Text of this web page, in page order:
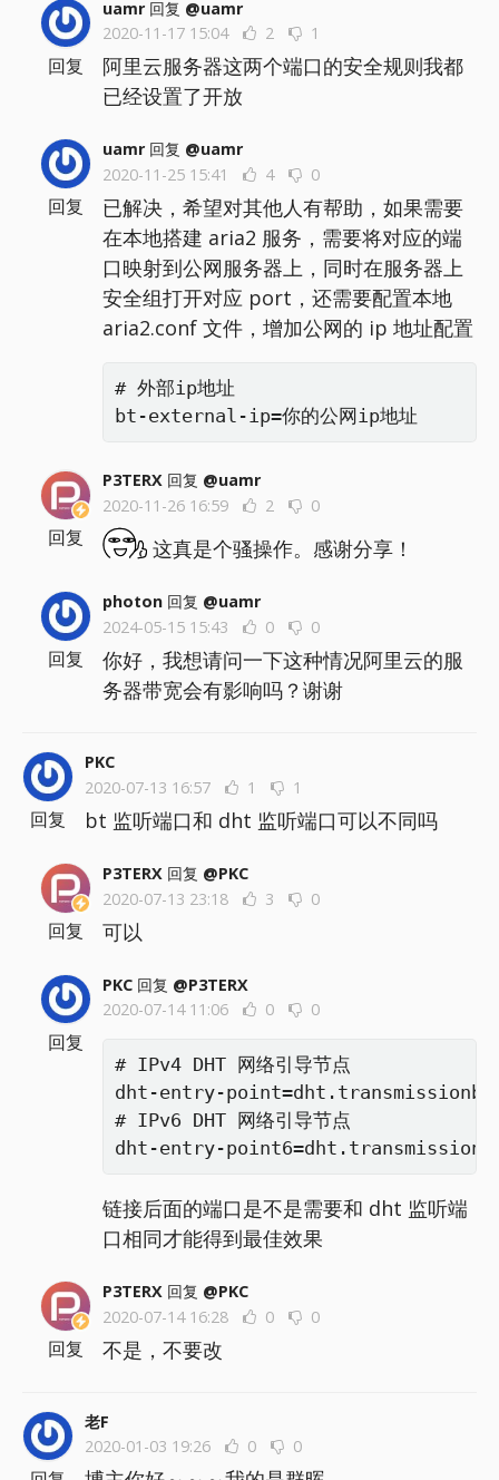
uamr 回复 @uamr
2020-11-17 15:04
2 1
阿里云服务器这两个端口的安全规则我都
已经设置了开放
回复
uamr 回复 @uamr
2020-11-25 15:41
4 0
已解决，希望对其他人有帮助，如果需要
在本地搭建 aria2 服务，需要将对应的端
口映射到公网服务器上，同时在服务器上
安全组打开对应 port，还需要配置本地
aria2.conf 文件，增加公网的 ip 地址配置
# 外部ip地址
bt-external-ip=你的公网ip地址
回复
P3TERX 回复 @uamr
2020-11-26 16:59
2 0
这真是个骚操作。感谢分享！
回复
photon 回复 @uamr
2024-05-15 15:43
0 0
你好，我想请问一下这种情况阿里云的服
务器带宽会有影响吗？谢谢
回复
PKC
2020-07-13 16:57
1 1
bt 监听端口和 dht 监听端口可以不同吗
回复
P3TERX 回复 @PKC
2020-07-13 23:18
3 0
可以
回复
PKC 回复 @P3TERX
2020-07-14 11:06
0 0
# IPv4 DHT 网络引导节点
dht-entry-
# IPv6 DHT 网络引导节点
dht-entry-
链接后面的端口是不是需要和 dht 监听端
口相同才能得到最佳效果
回复
P3TERX 回复 @PKC
2020-07-14 16:28
0 0
不是，不要改
回复
老F
2020-01-03 19:26
0 0